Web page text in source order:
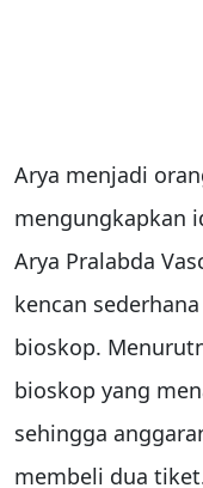
Arya menjadi
mengungkapkan
Arya Pralabda
kencan
bioskop.
bioskop yang
sehingga
membeli dua